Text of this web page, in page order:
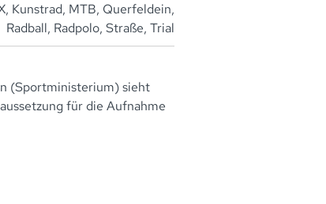
, Kunstrad, MTB, Querfeldein,
Radball, Radpolo, Straße, Trial
(Sportministerium) sieht
für die Aufnahme